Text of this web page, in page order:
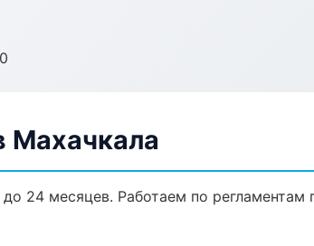
Махачкала
24 месяцев. Работаем по регламентам